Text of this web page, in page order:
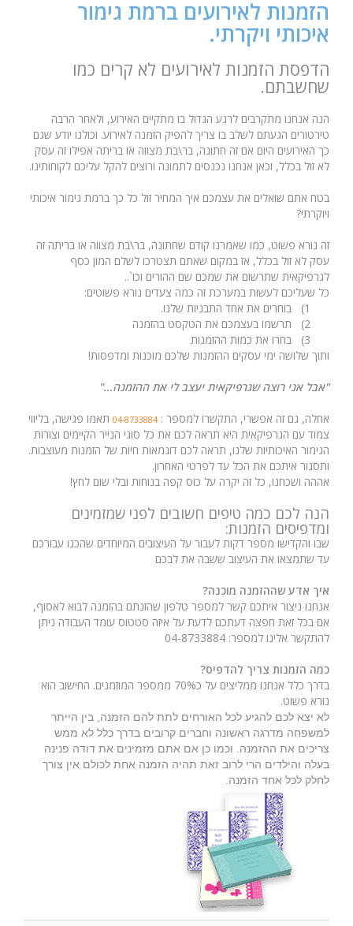
הזמנות לאירועים ברמת גימור
איכותי ויקרתי.
הדפסת הזמנות לאירועים לא קרים כמו
שחשבתם.
הנה אנחנו מתקרבים לרגע הגדול בו מתקיים האירוע, ולאחר הרבה
טירטורים הגעתם לשלב בו צריך להפיק הזמנה לאירוע. וכולנו יודע שגם
כך האירועים היום אם זה חתונה, בר\בת מצווה או בריתה אפילו זה עסק
לא זול בכלל, וכאן אנחנו נכנסים לתמונה ורוצים להקל עליכם לקוחותינו.
בטח אתם שואלים את עצמכם איך המחיר זול כל כך ברמת גימור איכותי
ויוקרתי?
זה נורא פשוט, כמו שאמרנו קודם שחתונה, בר\בת מצווה או בריתה זה
עסק לא זול בכלל, אז במקום שאתם תצטרכו לשלם המון כסף
לגרפיקאית שתרשום את שמכם שם ההורים וכו`..
כל שעליכם לעשות במערכת זה כמה צעדים נורא פשוטים:
1)
בוחרים את אחד התבניות שלנו.
2)
תרשמו בעצמכם את הטקסט בהזמנה
3)
בחרו את כמות ההזמנות
ותוך שלושה ימי עסקים ההזמנות שלכם מוכנות ומדפסות!
"אבל אני רוצה שגרפיקאית יעצב לי את ההזמנה..."
אחלה, גם זה אפשרי, התקשרו למספר : 04-8733884 תאמו פגישה, בליווי
צמוד עם הגרפיקאית היא תראה לכם את כל סוגי הנייר הקיימים וצורות
הגימור האיכותיות שלנו, תראה לכם דוגמאות חיות של הזמנות מעוצבות.
ותסגור איתכם את הכל עד לפרטי האחרון.
אההה ושכחנו, כל זה יקרה על כוס קפה בנוחות ובלי שום לחץ!
הנה לכם כמה טיפים חשובים לפני שמזמינים
ומדפיסים הזמנות:
שבו והקדישו מספר דקות לעבור על העיצובים המיוחדים שהכנו עבורכם
עד שתמצאו את העיצוב ששבה את לבכם
איך אדע שההזמנה מוכנה?
אנחנו ניצור איתכם קשר למספר טלפון שהזנתם בהזמנה לבוא לאסוף,
אם בכל זאת חפצה דעתכם לדעת על איזה סטטוס עומד העבודה ניתן
להתקשר אלינו למספר: 04-8733884
כמה הזמנות צריך להדפיס?
בדרך כלל אנחנו ממליצים על כ70% ממספר המוזמנים. החישוב הוא
נורא פשוט.
לא יצא לכם להגיע לכל האורחים לתת להם הזמנה, בין הייתר
למשפחה מדרגה ראשונה וחברים קרובים בדרך כלל לא ממש
צריכים את ההזמנה. וכמו כן אם אתם מזמינים את דודה פנינה
בעלה והילדים הרי לרוב זאת תהיה הזמנה אחת לכולם אין צורך
לחלק לכל אחד הזמנה.